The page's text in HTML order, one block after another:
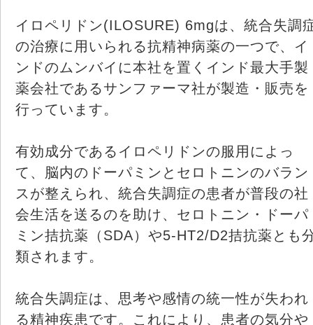
イロペリドン(ILOSURE) 6mgは、統合失調
の治療に用いられる抗精神病薬の一つで、イ
ンドのムンバイに本社を置くインド最大手製
薬会社であるサンファーマ社が製造・販売を
行っています。
有効成分であるイロペリドンの服用によっ
て、脳内のドーパミンとセロトニンのバラン
スが整えられ、統合失調症の患者が普段の社
会生活を送るのを助け、セロトニン・ドーパ
ミン拮抗薬（SDA）や5-HT2/D2拮抗薬とも
類されます。
統合失調症は、思考や感情の統一性が失われ
る精神疾患です。これにより、患者の気分や